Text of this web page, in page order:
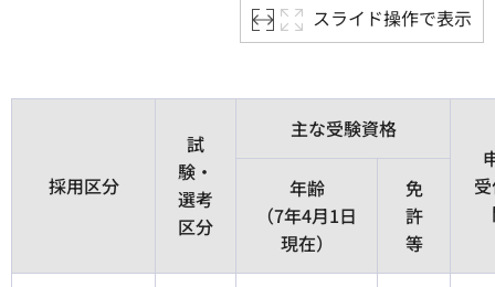
スライド操作で表示
採用区分
試
験・
選考
区分
主な受験資格
年齢
（7年4月1日
現在）
免
許
等